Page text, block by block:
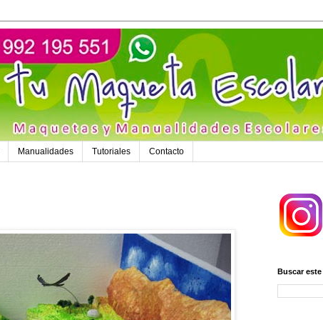
Manualidades Tutoriales Contacto
Buscar